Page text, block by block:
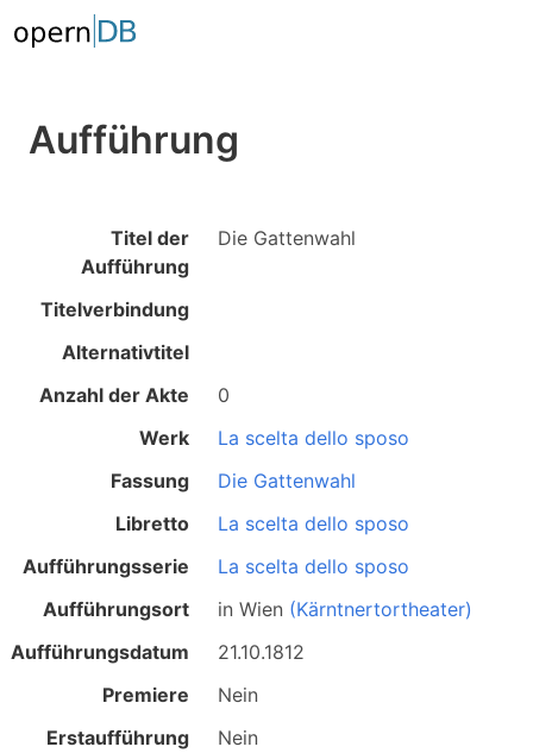
Aufführung
Titel der
Aufführung
Die Gattenwahl
Titelverbindung
Alternativtitel
Anzahl der Akte
0
Werk
La scelta dello sposo
Fassung
Die Gattenwahl
Libretto
La scelta dello sposo
Aufführungsserie
La scelta dello sposo
Aufführungsort
inWien (Kärntnertortheater)
Aufführungsdatum
21.10.1812
Premiere
Nein
Erstaufführung
Nein